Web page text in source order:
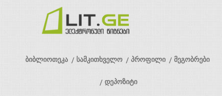
ბიბლიოთეკა სამკითხველო პროფილი მეგობრები
დეპოზიტი